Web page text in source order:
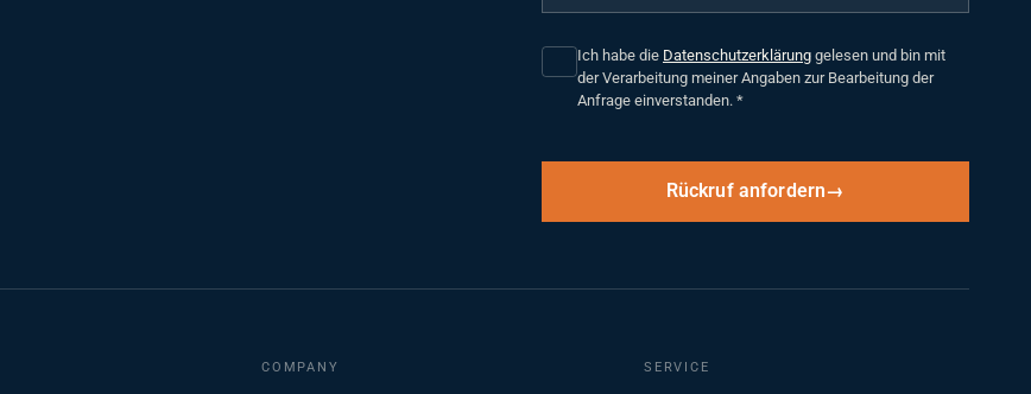
Ich habe die Datenschutzerklärung gelesen und bin mit
der Verarbeitung meiner Angaben zur Bearbeitung der
Anfrage einverstanden. *
Rückruf anfordern
COMPANY SERVICE